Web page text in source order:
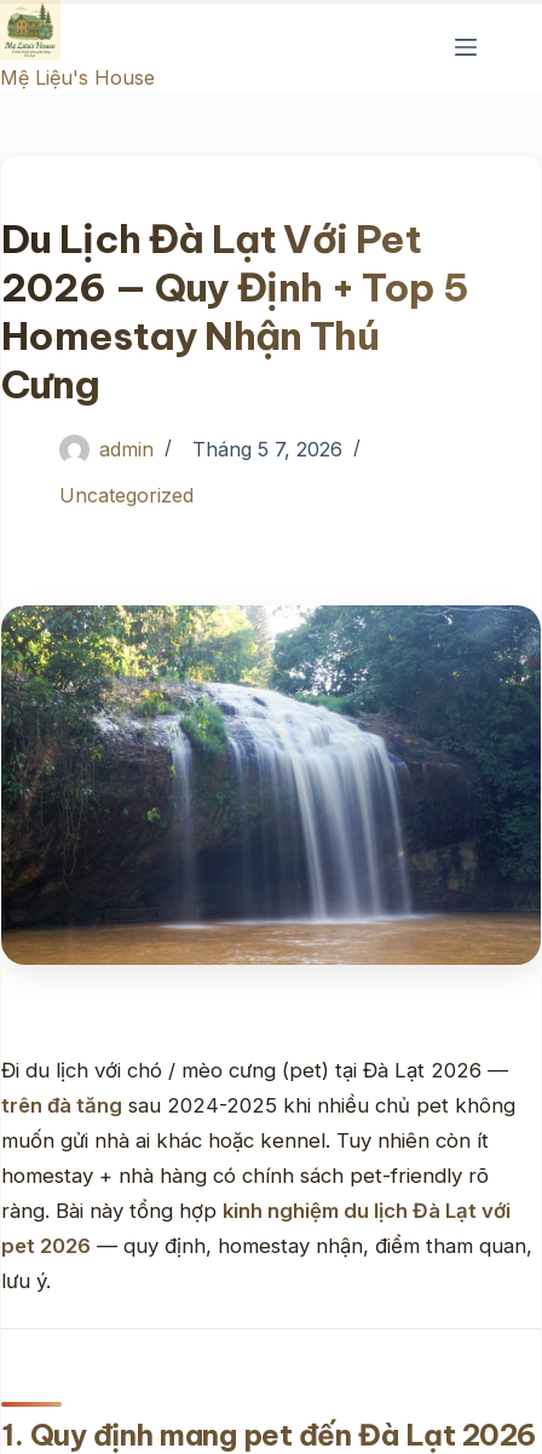
Chuyển
đến
phần
Mệ Liệu's House
Du Lịch Đà Lạt Với Pet
2026 — Quy Định + Top 5
Homestay Nhận Thú
Cưng
admin
Tháng 5 7, 2026
Uncategorized
Đi du lịch với chó / mèo cưng (pet) tại Đà Lạt 2026 —
trên đà tăng sau 2024-2025 khi nhiều chủ pet không
muốn gửi nhà ai khác hoặc kennel. Tuy nhiên còn ít
homestay + nhà hàng có chính sách pet-friendly rõ
ràng. Bài này tổng hợp kinh nghiệm du lịch Đà Lạt với
pet 2026 — quy định, homestay nhận, điểm tham quan,
lưu ý.
1. Quy định mang pet đến Đà Lạt 2026